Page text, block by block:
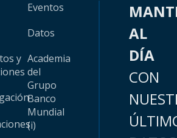
y
Eventos
Datos
Academia
del
Grupo
Banco
Mundial
(i)
AL
DÍA
CON